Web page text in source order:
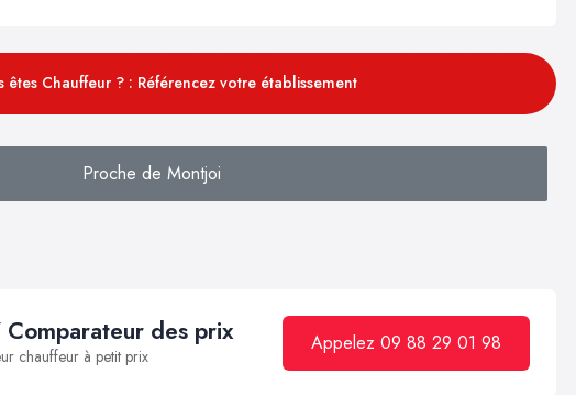
êtes Chauffeur ? : Référencez votre établissement
Proche de Montjoi
des prix
chauffeur à petit prix
Appelez 09 88 29 01 98